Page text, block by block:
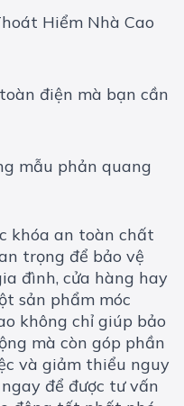
Hiểm Nhà Cao
điện mà bạn cần
mẫu phản quang
khóa an toàn chất
trọng để bảo vệ
đình, cửa hàng hay
sản phẩm móc
không chỉ giúp bảo
mà còn góp phần
và giảm thiểu nguy
để được tư vấn